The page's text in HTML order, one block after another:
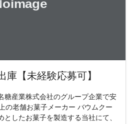
庫【未経験応募可】
糖産業株式会社のグループ企業で安
の老舗お菓子メーカー バウムクー
したお菓子を製造する当社にて、